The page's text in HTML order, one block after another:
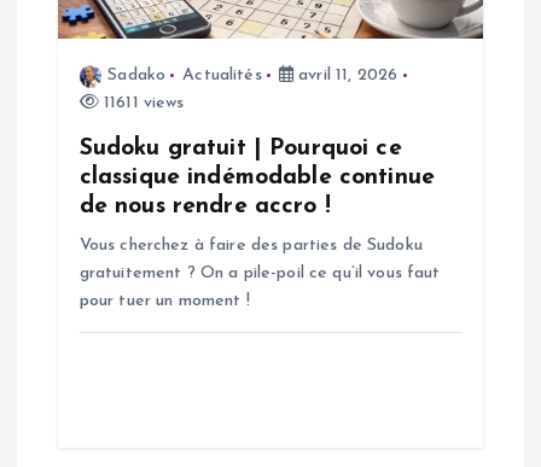
d
Sadako Actualités
avril 11, 2026
11611 views
Sudoku gratuit | Pourquoi ce
classique indémodable continue
de nous rendre accro !
Vous cherchez à faire des parties de Sudoku
gratuitement ? On a pile-poil ce qu’il vous faut
pour tuer un moment !